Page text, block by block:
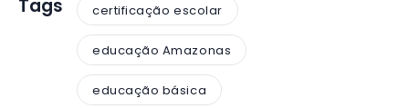
Tags certificação escolar
educação Amazonas
educação básica